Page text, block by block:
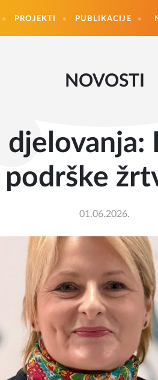
PROJEKTI PUBLIKACIJE
NOVOSTI
01.06.2026.